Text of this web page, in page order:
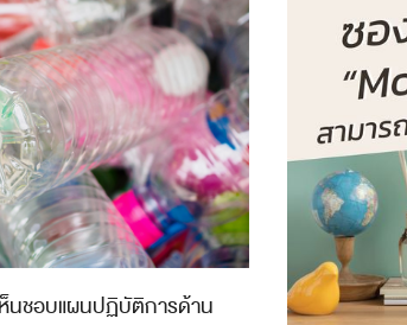
FILM
หรับงานเทอร์โม
/ POUCH /
ศ ซองก้นตั้ง ซอง
FOR LABEL
8 สี
PLASTIC CUP AND BOWL FOR
BEVERAGE
แก้วและชามสำหรับบรรจุเครื่องดื่ม
PET/PP SHEET ROLL
ม้วนพลาสติกวัสดุ PET และ PP
นชอบแผนปฏิบัติการด้าน